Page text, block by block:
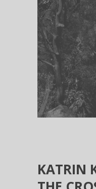
KATRIN